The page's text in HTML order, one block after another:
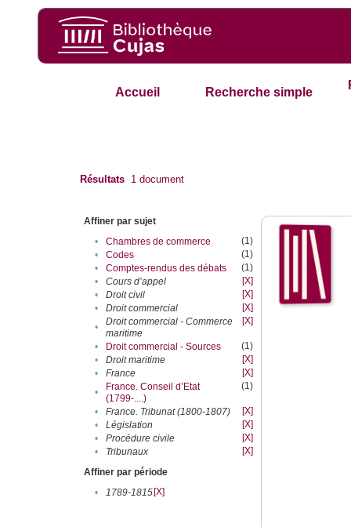
Accueil Recherche simple
Résultats 1 document
Affiner par sujet
•
Chambres de commerce
(1)
•
Codes
(1)
•
Comptes-rendus des débats
(1)
•
Cours d’appel
[X]
•
Droit civil
[X]
•
Droit commercial
[X]
•
Droit commercial - Commerce
maritime
[X]
• Droit commercial - Sources
(1)
•
Droit maritime
[X]
•
France
[X]
•
France. Conseil d’Etat
(1799-....)
(1)
• France. Tribunat (1800-1807)
[X]
•
Législation
[X]
•
Procédure civile
[X]
•
Tribunaux
[X]
Affiner par période
•
1789-1815[X]